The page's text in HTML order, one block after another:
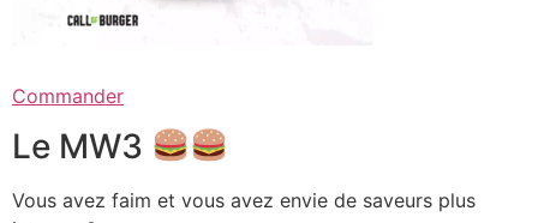
Commander
Le MW3
Vous avez faim et vous avez envie de saveurs plus